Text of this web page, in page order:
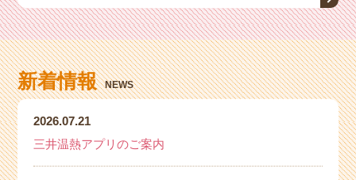
新着情報 NEWS
2026.07.21
三井温熱アプリのご案内